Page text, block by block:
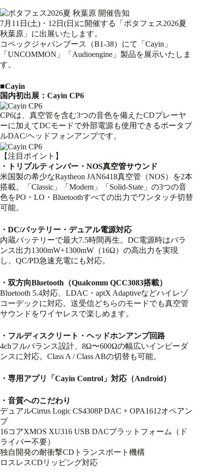
7月11日(土)・12日(日)に開催する「ポタフェス2026夏
秋葉原」に出展いたします。
コペックジャパンブース（B1-38）にて「Cayin」
「UNCOMMON」「Audioengine」製品を展示いたしま
す。
■Cayin
国内初出展：Cayin CP6
CP6は、真空管を含む3つの音色を備えたCDプレーヤ
ーに加えてDCモードで外部電源も使用できるポータブ
ルDAC/ヘッドフォンアンプです。
【注目ポイント】
・トリプルティンバー・NOS真空管サウンド
米国製の希少なRaytheon JAN6418真空管（NOS）を2本
搭載。「Classic」「Modern」「Solid-State」の3つの音
色をPO・LO・Bluetoothすべての出力でワンタッチ切替
可能。
・DC/バッテリー・デュアル電源対応
内蔵バッテリーで最大7.5時間再生。DC電源時はバラ
ンス出力1300mW+1300mW（16Ω）の高出力を実現
し、QC/PD急速充電にも対応。
・双方向Bluetooth（Qualcomm QCC3083搭載）
Bluetooth 5.4対応、LDAC・aptX Adaptiveなどハイレゾ
コーデックに対応。送受信どちらのモードでも真空管
サウンドをワイヤレスで楽しめます。
・フルディスクリート・ヘッドホンアンプ回路
4chフルバランス設計、8Ω〜600Ωの幅広いインピーダ
ンスに対応。Class A / Class ABの切替も可能。
・専用アプリ「Cayin Control」対応（Android）
・音質へのこだわり
デュアルCirrus Logic CS4308P DAC + OPA1612オペアン
プ
16コアXMOS XU316 USB DACプラットフォーム（ド
ライバー不要）
独自開発の耐衝撃CDトランスポート機構
ロスレスCDリッピング対応